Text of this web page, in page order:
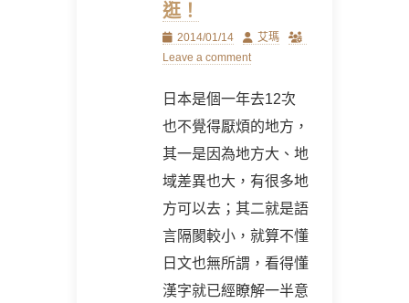
逛！
Posted
on
2014/01/14 Author
艾瑪
Leave a comment
日本是個一年去12次
也不覺得厭煩的地方，
其一是因為地方大、地
域差異也大，有很多地
方可以去；其二就是語
言隔閡較小，就算不懂
日文也無所謂，看得懂
漢字就已經瞭解一半意